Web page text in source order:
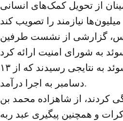
از تحویل کمک‌های انسانی
گزارشی از نشست طرفین
وی عنوان کرد در طول این هفته از طریق مذاکرات سوئد به نتایجی رسیدند که از ۱۳
دسامبر به اجرا درآمد.
کردند، از شاهزاده محمد بن
و همچنین پیگیری عبد ربه